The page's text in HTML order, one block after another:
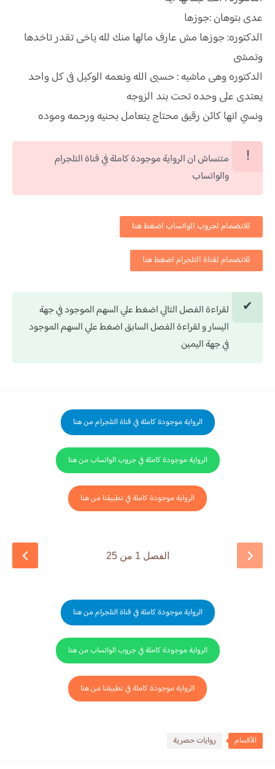
عدى بتوهان :جوزها
الدكتوره: جوزها مش عارف مالها منك لله ياخى تقدر تاخدها
وتمشى
الدكتوره وهى ماشيه : حسبى الله ونعمه الوكيل فى كل واحد
يعتدى على وحده تحت بند الزوجه
ونسي انها كائن رقيق محتاج يتعامل بحنيه ورحمه وموده
متنساش ان الرواية موجودة كاملة في قناة التلجرام
والواتساب
للانضمام لجروب الواتساب اضغط هنا
للانضمام لقناة التلجرام اضغط هنا
لقراءة الفصل التالي اضغط علي السهم الموجود في جهة
اليسار و لقراءة الفصل السابق اضغط علي السهم الموجود
في جهة اليمين
الرواية موجودة كاملة في قناة التلجرام من هنا
الرواية موجودة كاملة في جروب الواتساب من هنا
الرواية موجودة كاملة في تطبيقنا من هنا
الفصل 1 من 25
الرواية موجودة كاملة في قناة التلجرام من هنا
الرواية موجودة كاملة في جروب الواتساب من هنا
الرواية موجودة كاملة في تطبيقنا من هنا
الأقسام روايات حصرية